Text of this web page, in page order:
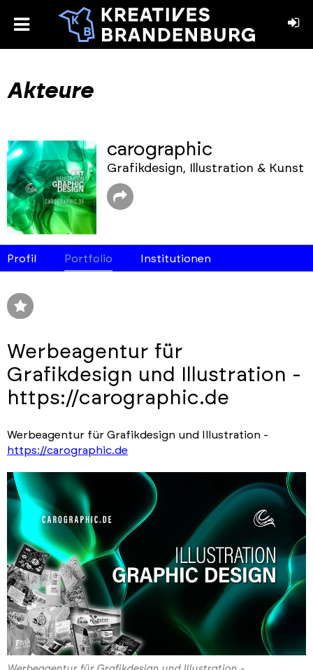
toggle
Akteure
carographic
Grafikdesign, Illustration & Kunst
Profil Portfolio Institutionen
Werbeagentur für
Grafikdesign und Illustration -
https://carographic.de
Werbeagentur für Grafikdesign und Illustration -
https://carographic.de